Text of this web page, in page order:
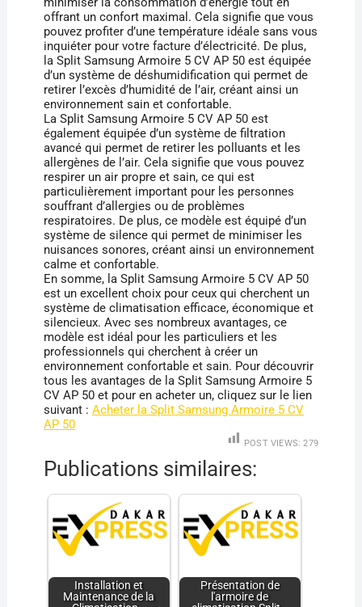
offrant un confort maximal. Cela signifie que vous
pouvez profiter d’une température idéale sans vous
inquiéter pour votre facture d’électricité. De plus,
la Split Samsung Armoire 5 CV AP 50 est équipée
d’un système de déshumidification qui permet de
retirer l’excès d’humidité de l’air, créant ainsi un
environnement sain et confortable.
La Split Samsung Armoire 5 CV AP 50 est
également équipée d’un système de filtration
avancé qui permet de retirer les polluants et les
allergènes de l’air. Cela signifie que vous pouvez
respirer un air propre et sain, ce qui est
particulièrement important pour les personnes
souffrant d’allergies ou de problèmes
respiratoires. De plus, ce modèle est équipé d’un
système de silence qui permet de minimiser les
nuisances sonores, créant ainsi un environnement
calme et confortable.
En somme, la Split Samsung Armoire 5 CV AP 50
est un excellent choix pour ceux qui cherchent un
système de climatisation efficace, économique et
silencieux. Avec ses nombreux avantages, ce
modèle est idéal pour les particuliers et les
professionnels qui cherchent à créer un
environnement confortable et sain. Pour découvrir
tous les avantages de la Split Samsung Armoire 5
CV AP 50 et pour en acheter un, cliquez sur le lien
suivant : Acheter la Split Samsung Armoire 5 CV
AP 50
POST VIEWS: 279
Publications similaires:
Installation et
Maintenance de la
Présentation de
l'armoire de